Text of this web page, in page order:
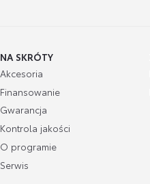
DAWID MISZALSKI
NA SKRÓTY
Akcesoria
Finansowanie
Gwarancja
Kontrola jakości
O programie
Serwis